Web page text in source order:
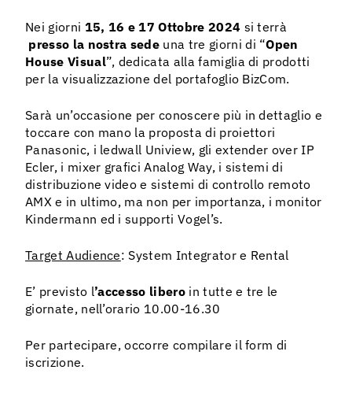
Nei giorni 15, 16 e 17 Ottobre 2024 si terrà
presso la nostra sede una tre giorni di “Open
House Visual”, dedicata alla famiglia di prodotti
per la visualizzazione del portafoglio BizCom.
Sarà un’occasione per conoscere più in dettaglio e
toccare con mano la proposta di proiettori
Panasonic, i ledwall Uniview, gli extender over IP
Ecler, i mixer grafici Analog Way, i sistemi di
distribuzione video e sistemi di controllo remoto
AMX e in ultimo, ma non per importanza, i monitor
Kindermann ed i supporti Vogel’s.
Target Audience: System Integrator e Rental
E’ previsto l’accesso libero in tutte e tre le
giornate, nell’orario 10.00-16.30
Per partecipare, occorre compilare il form di
iscrizione.